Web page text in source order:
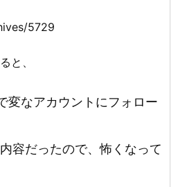
5729
と、
変なアカウントにフォロー
容だったので、怖くなって